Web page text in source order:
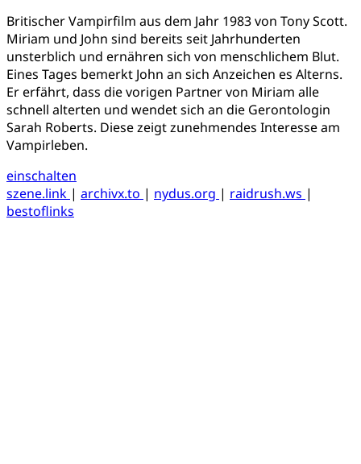
Britischer Vampirfilm aus dem Jahr 1983 von Tony Scott.
Miriam und John sind bereits seit Jahrhunderten
unsterblich und ernähren sich von menschlichem Blut.
Eines Tages bemerkt John an sich Anzeichen es Alterns.
Er erfährt, dass die vorigen Partner von Miriam alle
schnell alterten und wendet sich an die Gerontologin
Sarah Roberts. Diese zeigt zunehmendes Interesse am
Vampirleben.
einschalten
szene.link | archivx.to | nydus.org | raidrush.ws |
bestoflinks